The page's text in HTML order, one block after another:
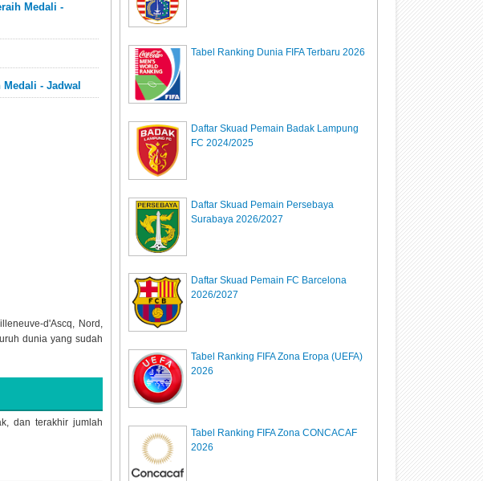
Medali -
- Jadwal
d'Ascq, Nord,
dunia yang sudah
dan terakhir jumlah
Tabel Ranking Dunia FIFA Terbaru 2026
Daftar Skuad Pemain Badak Lampung
FC 2024/2025
Daftar Skuad Pemain Persebaya
Surabaya 2026/2027
Daftar Skuad Pemain FC Barcelona
2026/2027
Tabel Ranking FIFA Zona Eropa (UEFA)
2026
Tabel Ranking FIFA Zona CONCACAF
2026